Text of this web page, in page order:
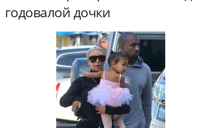
годовалой дочки